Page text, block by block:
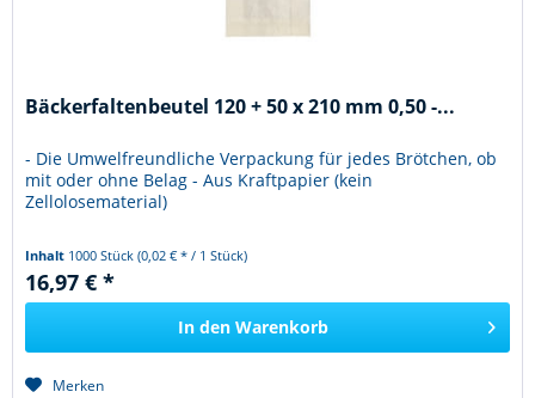
Bäckerfaltenbeutel 120 + 50 x 210 mm 0,50 -...
- Die Umwelfreundliche Verpackung für jedes Brötchen, ob
mit oder ohne Belag - Aus Kraftpapier (kein
Zellolosematerial)
Inhalt 1000 Stück(0,02 € * / 1 Stück)
16,97 € *
In den Warenkorb
Merken